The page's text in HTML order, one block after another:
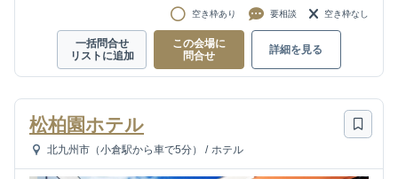
空き枠あり 要相談 空き枠なし
一括問合せ
リストに追加
この会場に
問合せ
詳細を見る
松柏園ホテル
北九州市（小倉駅から車で5分） / ホテル